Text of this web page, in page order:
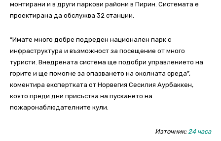
монтирани и в други паркови райони в Пирин. Системата е
проектирана да обслужва 32 станции.
“Имате много добре подреден национален парк с
инфраструктура и възможност за посещение от много
туристи. Внедрената система ще подобри управлението на
горите и ще помогне за опазването на околната среда”,
коментира експертката от Норвегия Сесилия Аурбаккен,
която преди дни присъства на пускането на
пожаронаблюдателните кули.
Източник:24 часа